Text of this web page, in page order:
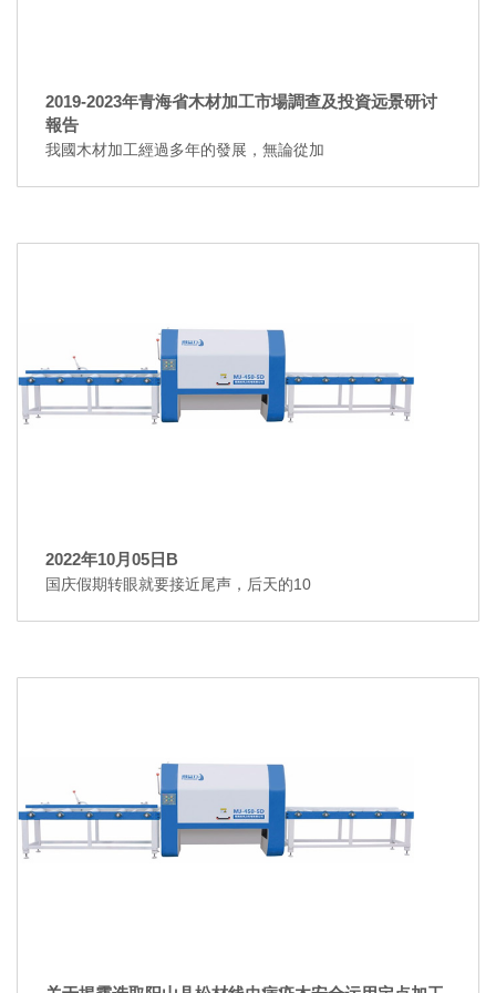
2019-2023年青海省木材加工市場調查及投資远景研讨
報告
我國木材加工經過多年的發展，無論從加
2022年10月05日B
国庆假期转眼就要接近尾声，后天的10